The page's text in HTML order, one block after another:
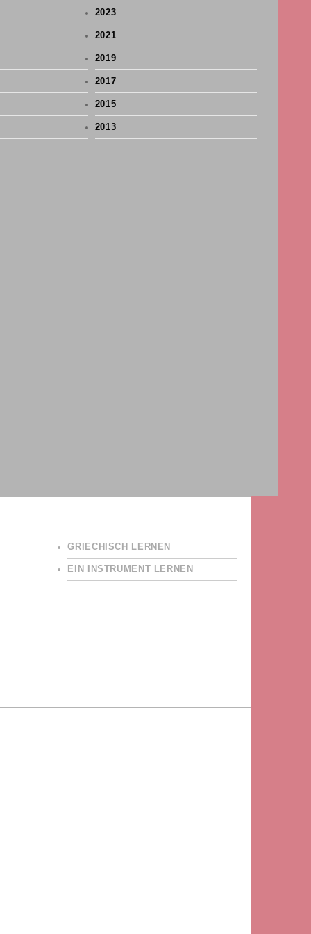
2023
2021
2019
2017
2015
2013
GRIECHISCH LERNEN
EIN INSTRUMENT LERNEN